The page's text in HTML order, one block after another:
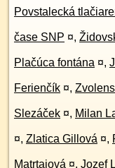
Povstalecká
čase SNP ¤,
Plačúca fontána ¤,
Ferienčík ¤,
Slezáček ¤, Milan
¤, Zlatica Gillová ¤,
Matrtajová ¤, Jozef